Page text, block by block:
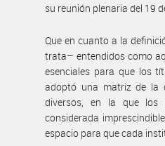
su reunión plenaria del 19
Que en cuanto a la
trata– entendidos como
esenciales para que los
adoptó una matriz de la
diversos, en la que los
considerada
espacio para que cada